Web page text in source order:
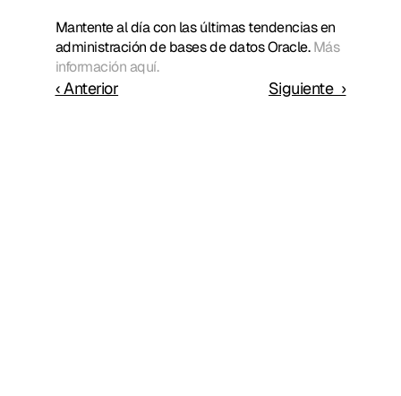
Mantente al día con las últimas tendencias en
administración de bases de datos Oracle. Más
información aquí.
‹ Anterior Siguiente  ›